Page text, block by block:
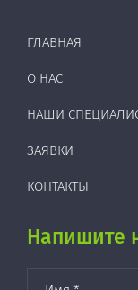
ГЛАВНАЯ
О НАС
НАШИ
ЗАЯВКИ
КОНТАКТЫ
Напишите